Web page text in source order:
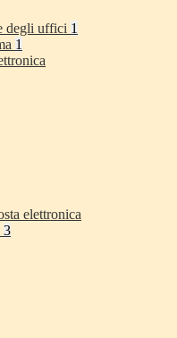
degli uffici 1
1
elettronica
3